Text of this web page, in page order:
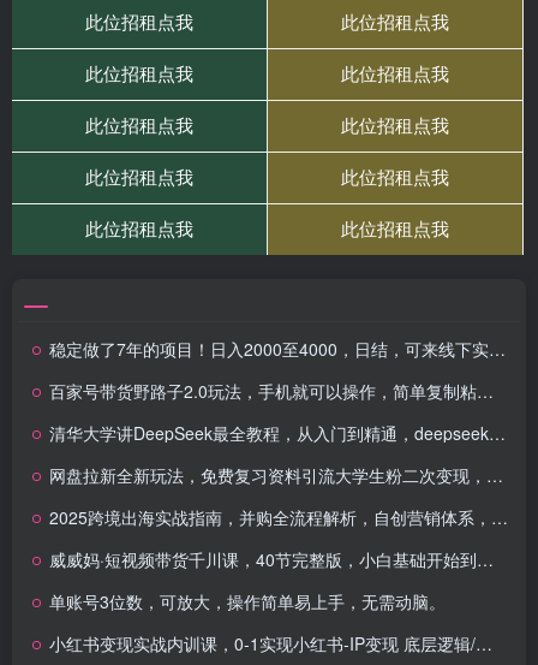
稳定做了7年的项目！日入2000至4000，日结，可来线下实地学！
百家号带货野路子2.0玩法，手机就可以操作，简单复制粘贴，无脑搬运日…
清华大学讲DeepSeek最全教程，从入门到精通，deepseek一分钟干了我一天的活
网盘拉新全新玩法，免费复习资料引流大学生粉二次变现，小白也能轻松月入过W
2025跨境出海实战指南，并购全流程解析，自创营销体系，专家基本功训练
威威妈·短视频带货千川课，40节完整版，小白基础开始到大咖，微付费撬动自然流
单账号3位数，可放大，操作简单易上手，无需动脑。
小红书变现实战内训课，0-1实现小红书-IP变现 底层逻辑/实战方法/训练结合